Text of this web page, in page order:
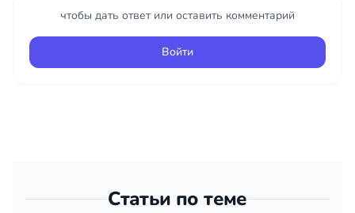
чтобы дать ответ или оставить комментарий
Войти
Статьи по теме